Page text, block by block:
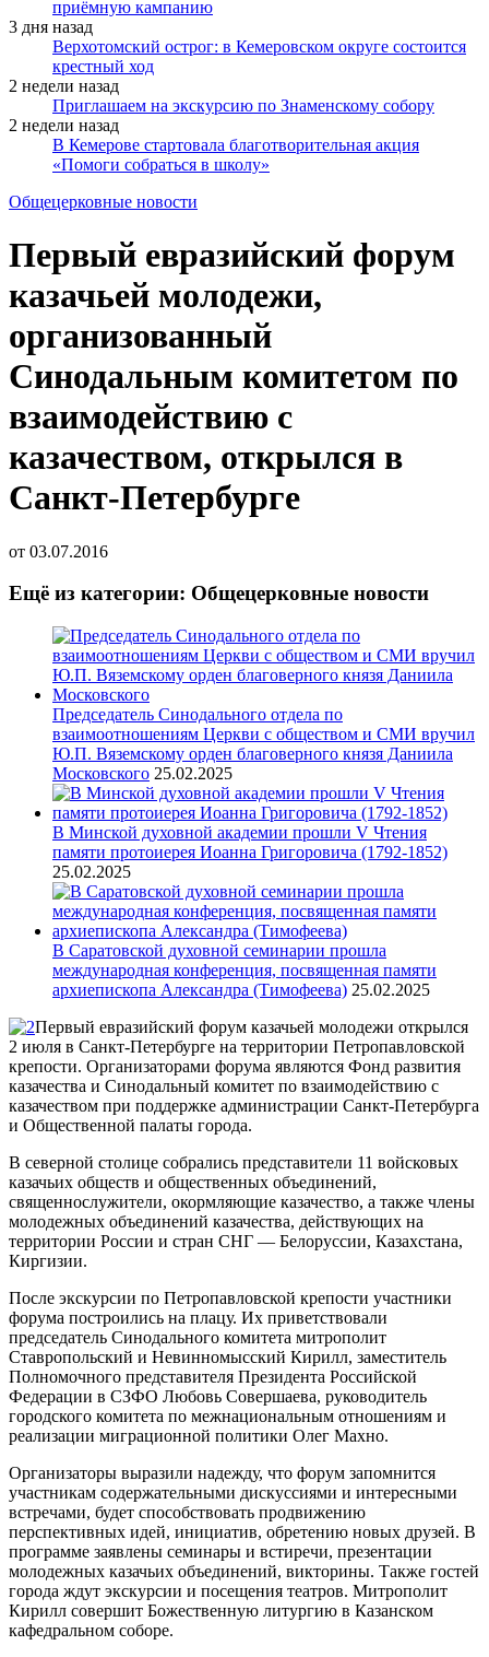
приёмную кампанию
3 дня назад
Верхотомский острог: в Кемеровском округе состоится
крестный ход
2 недели назад
Приглашаем на экскурсию по Знаменскому собору
2 недели назад
В Кемерове стартовала благотворительная акция
«Помоги собраться в школу»
Общецерковные новости
Первый евразийский форум
казачьей молодежи,
организованный
Синодальным комитетом по
взаимодействию с
казачеством, открылся в
Санкт-Петербурге
от 03.07.2016
Ещё из категории: Общецерковные новости
Председатель Синодального отдела по
взаимоотношениям Церкви с обществом и СМИ вручил
Ю.П. Вяземскому орден благоверного князя Даниила
Московского 25.02.2025
В Минской духовной академии прошли V Чтения
памяти протоиерея Иоанна Григоровича (1792-1852)
25.02.2025
В Саратовской духовной семинарии прошла
международная конференция, посвященная памяти
архиепископа Александра (Тимофеева) 25.02.2025
Первый евразийский форум казачьей молодежи открылся
2 июля в Санкт-Петербурге на территории Петропавловской
крепости. Организаторами форума являются Фонд развития
казачества и Синодальный комитет по взаимодействию с
казачеством при поддержке администрации Санкт-Петербурга
и Общественной палаты города.
В северной столице собрались представители 11 войсковых
казачьих обществ и общественных объединений,
священнослужители, окормляющие казачество, а также члены
молодежных объединений казачества, действующих на
территории России и стран СНГ — Белоруссии, Казахстана,
Киргизии.
После экскурсии по Петропавловской крепости участники
форума построились на плацу. Их приветствовали
председатель Синодального комитета митрополит
Ставропольский и Невинномысский Кирилл, заместитель
Полномочного представителя Президента Российской
Федерации в СЗФО Любовь Совершаева, руководитель
городского комитета по межнациональным отношениям и
реализации миграционной политики Олег Махно.
Организаторы выразили надежду, что форум запомнится
участникам содержательными дискуссиями и интересными
встречами, будет способствовать продвижению
перспективных идей, инициатив, обретению новых друзей. В
программе заявлены семинары и встиречи, презентации
молодежных казачьих объединений, викторины. Также гостей
города ждут экскурсии и посещения театров. Митрополит
Кирилл совершит Божественную литургию в Казанском
кафедральном соборе.